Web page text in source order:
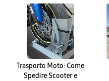
Trasporto Moto: Come
Spedire Scooter e